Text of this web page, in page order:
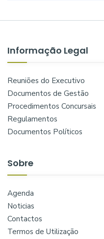
Informação Legal
Reuniões do Executivo
Documentos de Gestão
Procedimentos Concursais
Regulamentos
Documentos Políticos
Sobre
Agenda
Noticias
Contactos
Termos de Utilização